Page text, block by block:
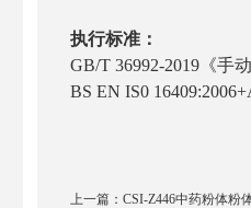
执行标准：
GB/T 36992-2019《手
BS EN IS0
上一篇： CSI-Z446中药粉体粉